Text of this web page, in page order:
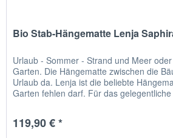
Bio Stab-Hängematte Lenja
Urlaub - Sommer - Strand und Meer
Garten. Die Hängematte zwischen die
Urlaub da. Lenja ist die beliebte
Garten fehlen darf. Für das
119,90 € *